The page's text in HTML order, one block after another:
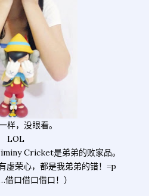
样，没眼看。
LOL
Cricket是弟弟的败家品。
虚荣心，都是我弟弟的错！=p
借口借口借口！）